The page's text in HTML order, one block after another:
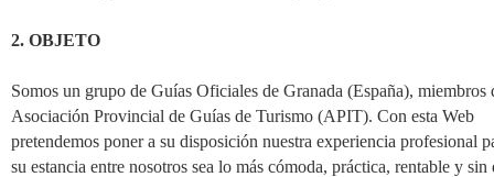
2. OBJETO
Somos un grupo de Guías Oficiales de Granada (España), miembros
Asociación Provincial de Guías de Turismo (APIT). Con esta Web
pretendemos poner a su disposición nuestra experiencia profesional
su estancia entre nosotros sea lo más cómoda, práctica, rentable y sin